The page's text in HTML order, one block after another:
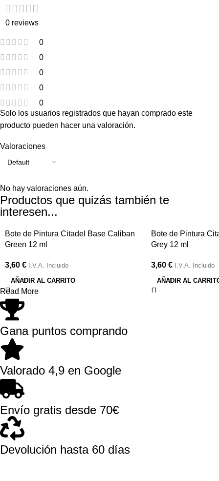
0 reviews
0
0
0
0
0
Valoraciones
No hay valoraciones aún.
Solo los usuarios registrados que hayan comprado este
producto pueden hacer una valoración.
Productos que quizás también te
interesen...
Bote de Pintura Citadel Base Caliban
Green 12 ml
3,60 € I.V.A. Incluido
AÑADIR AL CARRITO
Bote de Pintura
Grey 12 ml
3,60 € I.V.A. Incluido
AÑADIR AL
Read More
Gana puntos comprando
Valorado 4,9 en Google
Envío gratis desde 70€
Devolución hasta 60 días